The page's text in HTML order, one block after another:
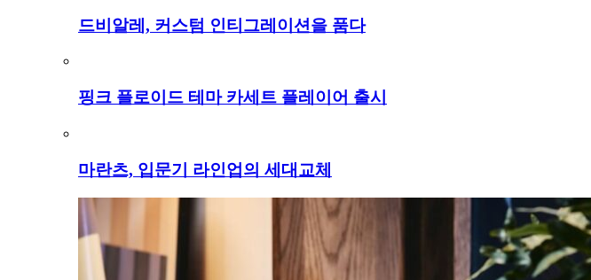
드비알레, 커스텀 인티그레이션을 품다
핑크 플로이드 테마 카세트 플레이어 출시
마란츠, 입문기 라인업의 세대교체